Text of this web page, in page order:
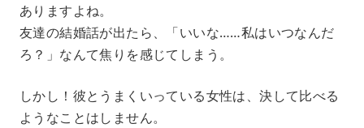
ありますよね。
友達の結婚話が出たら、「いいな……私はいつなんだ
ろ？」なんて焦りを感じてしまう。
しかし！彼とうまくいっている女性は、決して比べる
ようなことはしません。